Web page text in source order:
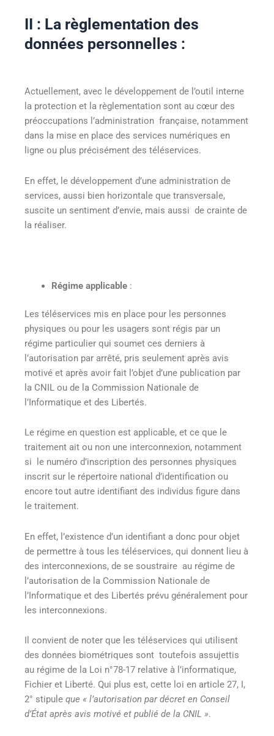
II : La règlementation des
données personnelles :
Actuellement, avec le développement de l’outil interne
la protection et la règlementation sont au cœur des
préoccupations l’administration française, notamment
dans la mise en place des services numériques en
ligne ou plus précisément des téléservices.
En effet, le développement d’une administration de
services, aussi bien horizontale que transversale,
suscite un sentiment d’envie, mais aussi de crainte de
la réaliser.
Régime applicable:
Les téléservices mis en place pour les personnes
physiques ou pour les usagers sont régis par un
régime particulier qui soumet ces derniers à
l’autorisation par arrêté, pris seulement après avis
motivé et après avoir fait l’objet d’une publication par
la CNIL ou de la Commission Nationale de
l’Informatique et des Libertés.
Le régime en question est applicable, et ce que le
traitement ait ou non une interconnexion, notamment
si le numéro d’inscription des personnes physiques
inscrit sur le répertoire national d’identification ou
encore tout autre identifiant des individus figure dans
le traitement.
En effet, l’existence d’un identifiant a donc pour objet
de permettre à tous les téléservices, qui donnent lieu à
des interconnexions, de se soustraire au régime de
l’autorisation de la Commission Nationale de
l’Informatique et des Libertés prévu généralement pour
les interconnexions.
Il convient de noter que les téléservices qui utilisent
des données biométriques sont toutefois assujettis
au régime de la Loi n°78-17 relative à l’informatique,
Fichier et Liberté. Qui plus est, cette loi en article 27, I,
2° stipule que « l’autorisation par décret en Conseil
d’État après avis motivé et publié de la CNIL ».